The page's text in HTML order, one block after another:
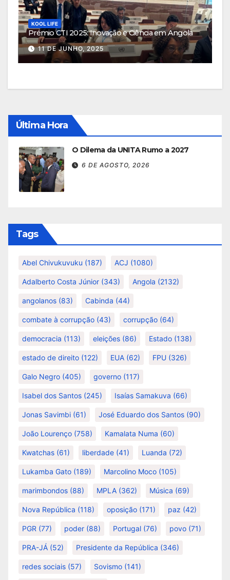
KOOL LIFE
Prémio CTI 2025: Inovação e Ciência em Angola
11 DE JUNHO, 2025
Última Hora
O Dilema da UNITA Rumo a 2027
6 DE AGOSTO, 2026
Tags
Abel Chivukuvuku (187) ACJ (1080)
Adalberto Costa Júnior (343) Angola (2132)
angolanos (83) Cabinda (44)
combate à corrupção (43) corrupção (64)
democracia (113) eleições (86) Estado (138)
estado de direito (122) EUA (62) FPU (326)
Galo Negro (405) governo (117)
Isabel dos Santos (245) Isaías Samakuva (66)
Jonas Savimbi (61) José Eduardo dos Santos (90)
João Lourenço (758) Kamalata Numa (60)
Kwatchas (61) liberdade (41) Luanda (72)
Lukamba Gato (189) Marcolino Moco (105)
marimbondos (88) MPLA (362) Música (69)
Nova República (118) oposição (171) paz (42)
PGR (77) poder (88) Portugal (76) povo (71)
PRA-JÁ (52) Presidente da República (346)
redes sociais (57) Sovismo (141)